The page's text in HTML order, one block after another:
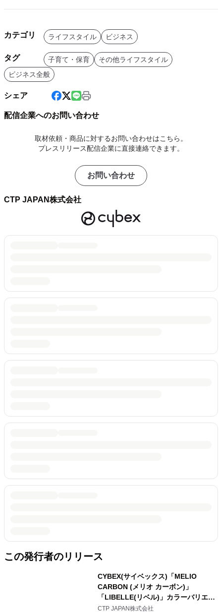
カテゴリ ライフスタイル ビジネス
タグ 子育て・保育
その他ライフスタイル
ビジネス全般
シェア
配信企業へのお問い合わせ
取材依頼・商品に対するお問い合わせはこちら。
プレスリリース配信企業に直接連絡できます。
お問い合わせ
CTP JAPAN株式会社
この発行者のリリース
CYBEX(サイベックス)「MELIO
CARBON (メリオ カーボン)」
「LIBELLE(リベル)」カラーバリエー
ションチェンジ。 2月9日(金)に発売
CTP JAPAN株式会社